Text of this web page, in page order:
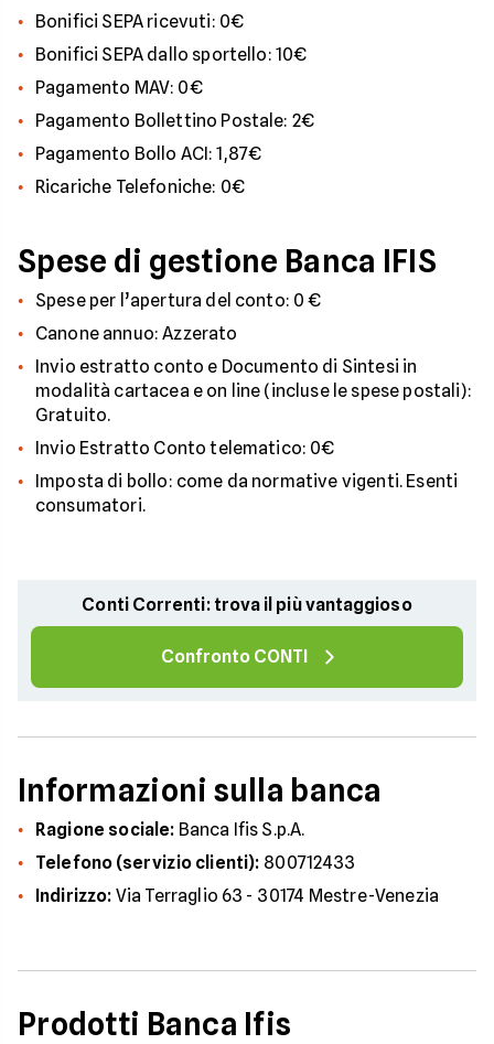
Bonifici SEPA ricevuti: 0€
Bonifici SEPA dallo sportello: 10€
Pagamento MAV: 0€
Pagamento Bollettino Postale: 2€
Pagamento Bollo ACI: 1,87€
Ricariche Telefoniche: 0€
Spese di gestione Banca IFIS
Spese per l’apertura del conto: 0 €
Canone annuo: Azzerato
Invio estratto conto e Documento di Sintesi in
modalità cartacea e on line (incluse le spese postali):
Gratuito.
Invio Estratto Conto telematico: 0€
Imposta di bollo: come da normative vigenti. Esenti
consumatori.
Conti Correnti: trova il più vantaggioso
Confronto CONTI
Informazioni sulla banca
Ragione sociale: Banca Ifis S.p.A.
Telefono (servizio clienti): 800712433
Indirizzo: Via Terraglio 63 - 30174 Mestre-Venezia
Prodotti Banca Ifis